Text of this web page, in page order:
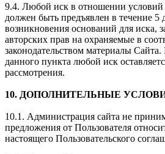
9.4. Любой иск в отношении условий
должен быть предъявлен в течение 5
возникновения оснований для иска,
авторских прав на охраняемые в
законодательством материалы
данного пункта любой иск
рассмотрения.
10. ДОПОЛНИТЕЛЬНЫЕ
10.1. Администрация сайта не
предложения от Пользователя
настоящего Пользовательского